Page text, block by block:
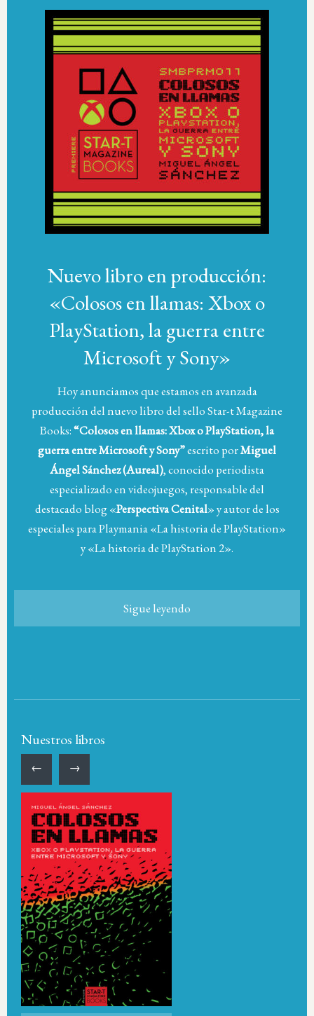
Nuevo libro en producción:
«Colosos en llamas: Xbox o
PlayStation, la guerra entre
Microsoft y Sony»
Hoy anunciamos que estamos en avanzada
producción del nuevo libro del sello Star-t Magazine
Books:“Colosos en llamas: Xbox o PlayStation, la
guerra entre Microsoft y Sony”escrito porMiguel
Ángel Sánchez (Aureal), conocido periodista
especializado en videojuegos, responsable del
destacado blog «Perspectiva Cenital» y autor de los
especiales para Playmania «La historia de PlayStation»
y «La historia de PlayStation 2».
Sigue leyendo
Nuestros libros
← →